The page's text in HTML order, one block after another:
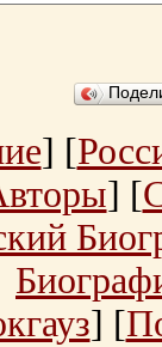
] [
] [
] [